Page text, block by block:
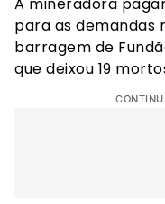
para as demandas
barragem de
que deixou 19